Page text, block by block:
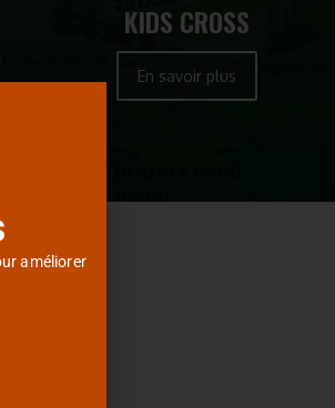
KIDS CROSS
En savoir plus
améliorer